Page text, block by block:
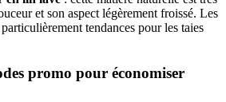
et son aspect légèrement froissé. Les
tendances pour les taies
promo pour économiser